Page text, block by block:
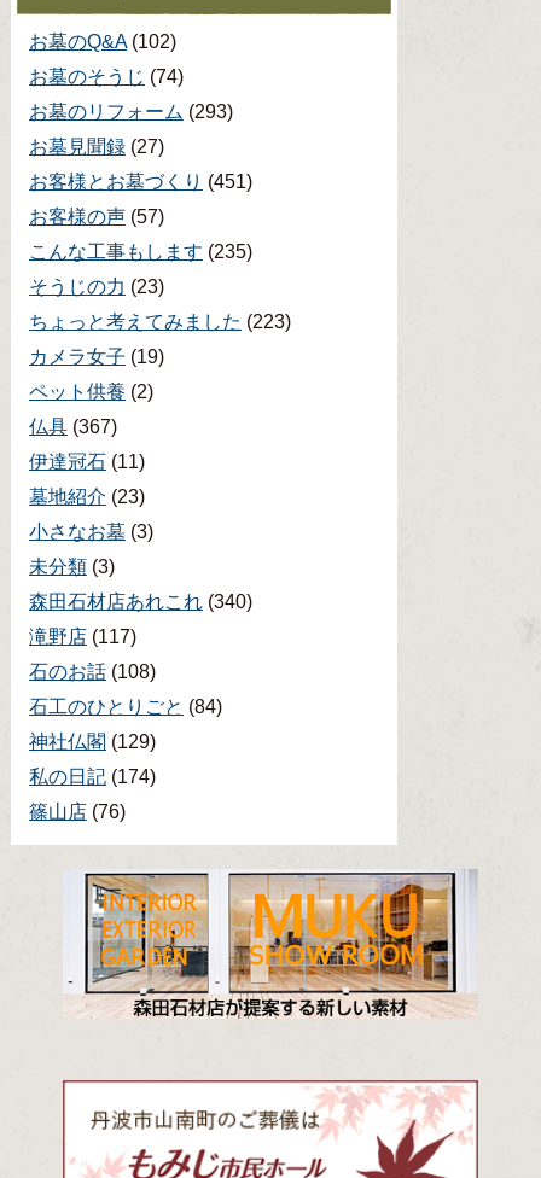
お墓のQ&A(102)
お墓のそうじ (74)
お墓のリフォーム (293)
お墓見聞録(27)
お客様とお墓づくり (451)
お客様の声(57)
こんな工事もします (235)
そうじの力 (23)
ちょっと考えてみました (223)
カメラ女子 (19)
ペット供養 (2)
仏具(367)
伊達冠石(11)
墓地紹介 (23)
小さなお墓 (3)
未分類(3)
森田石材店あれこれ(340)
滝野店(117)
石のお話(108)
石工のひとりごと (84)
神社仏閣 (129)
私の日記(174)
篠山店(76)